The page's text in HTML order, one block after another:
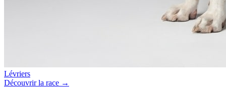
Lévriers
Découvrir la race →